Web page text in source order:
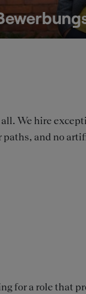
We hire
and no
for a role that